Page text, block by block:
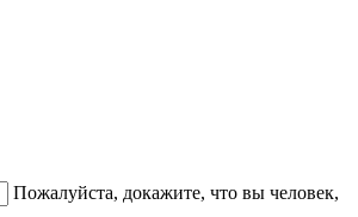
Пожалуйста, докажите, что вы человек,